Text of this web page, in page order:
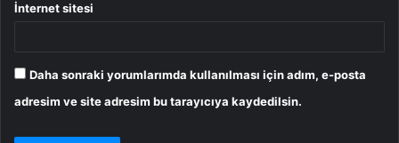
İnternet sitesi
Daha sonraki yorumlarımda kullanılması için adım, e-posta
adresim ve site adresim bu tarayıcıya kaydedilsin.